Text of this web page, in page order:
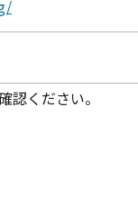
ください。